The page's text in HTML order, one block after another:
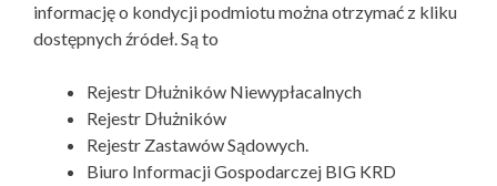
informację o kondycji podmiotu można otrzymać z kliku
dostępnych źródeł. Są to
Rejestr Dłużników Niewypłacalnych
Rejestr Dłużników
Rejestr Zastawów Sądowych.
Biuro Informacji Gospodarczej BIG KRD